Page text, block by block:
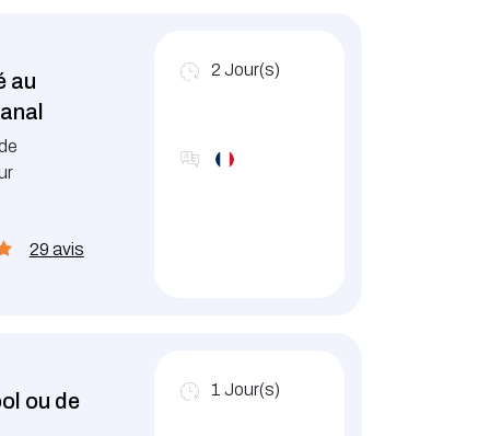
au
29 avis
2 Jour(s)
ou de
1 Jour(s)